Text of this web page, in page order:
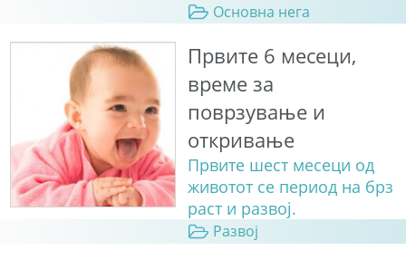
Основна нега
Првите 6 месеци,
време за
поврзување и
откривање
Првите шест месеци од
животот се период на брз
раст и развој.
Развој